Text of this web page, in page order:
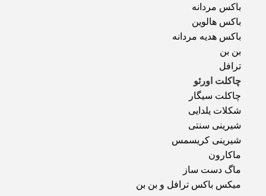
باکس مردانه
باکس هالوین
باکس هدیه مردانه
بن بن
ترافل
چاکلت اورئو
چاکلت سیگار
شکلات یلدایی
شیرینی سنتی
شیرینی کریسمس
ماکارون
ماگ دست ساز
میکس باکس ترافل و بن بن